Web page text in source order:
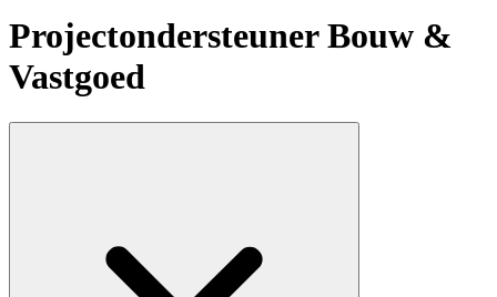
Projectondersteuner Bouw &
Vastgoed